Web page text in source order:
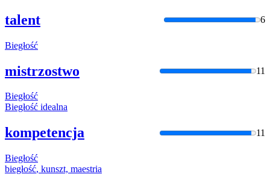
talent 6
Biegłość
mistrzostwo 11
Biegłość
Biegłość idealna
kompetencja 11
Biegłość
biegłość, kunszt, maestria